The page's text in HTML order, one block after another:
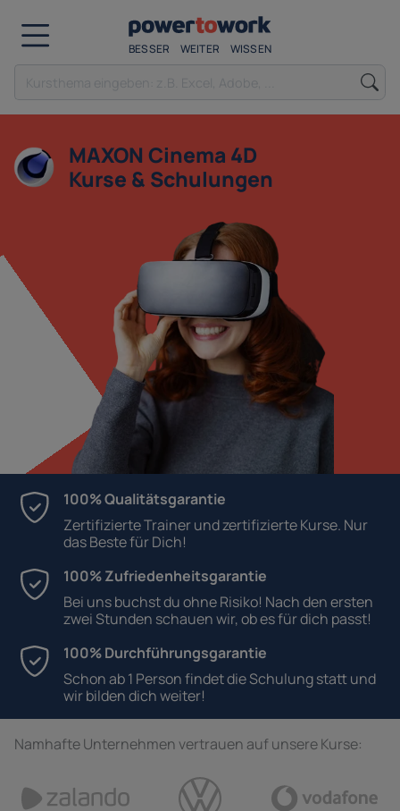
BESSER WEITER WISSEN
MAXON Cinema 4D
Kurse & Schulungen
100% Qualitätsgarantie
Zertifizierte Trainer und zertifizierte Kurse. Nur
das Beste für Dich!
100% Zufriedenheitsgarantie
Bei uns buchst du ohne Risiko! Nach den ersten
zwei Stunden schauen wir, ob es für dich passt!
100% Durchführungsgarantie
Schon ab 1 Person findet die Schulung statt und
wir bilden dich weiter!
Namhafte Unternehmen vertrauen auf unsere Kurse: